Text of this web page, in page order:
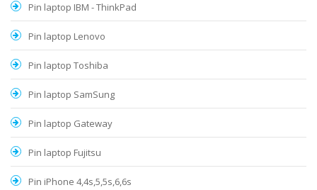
Pin laptop IBM - ThinkPad
Pin laptop Lenovo
Pin laptop Toshiba
Pin laptop SamSung
Pin laptop Gateway
Pin laptop Fujitsu
Pin iPhone 4,4s,5,5s,6,6s